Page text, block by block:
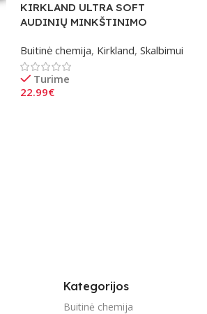
KIRKLAND ULTRA SOFT
AUDINIŲ MINKŠTINIMO
Buitinė chemija, Kirkland, Skalbimui
Turime
22.99€
Kategorijos
Buitinė chemija